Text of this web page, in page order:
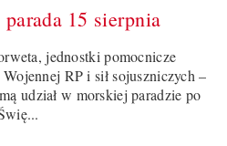
15 sierpnia
jednostki pomocnicze
RP i sił sojuszniczych –
udział w morskiej paradzie po